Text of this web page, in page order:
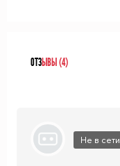
ОТЗЫВЫ (4)
Не в сети